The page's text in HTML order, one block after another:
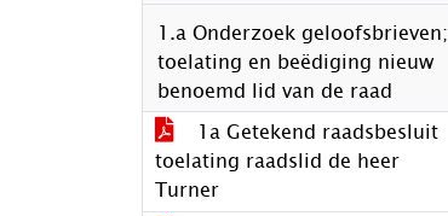
1.a Onderzoek geloofsbrieven;
toelating en beëdiging nieuw
benoemd lid van de raad
1a Getekend raadsbesluit
toelating raadslid de heer
Turner